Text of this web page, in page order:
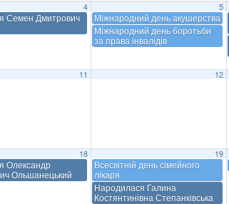
4
Семен Дмитрович
5
Міжнародний день акушерства
Міжнародний день боротьби
за права інвалідів
11 12
18
Олександр
Ольшанецький
19
Всесвітній день сімейного
лікаря
Народилася Галина
Костянтинівна Степанківська